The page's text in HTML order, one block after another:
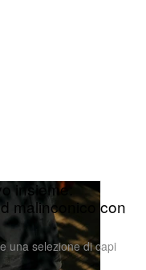
insieme:
malinconico con
una selezione di capi